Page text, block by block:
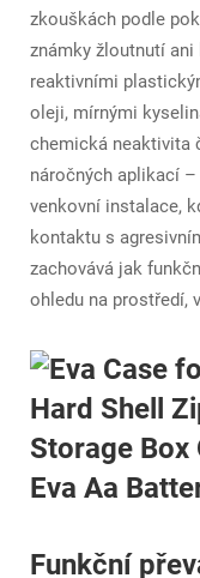
zkouškách podle
známky žloutnutí
reaktivními
oleji, mírnými
chemická neaktivita
náročných aplikací
venkovní instalace,
kontaktu s
zachovává jak
ohledu na prostředí,
Funkční